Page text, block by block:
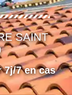
SAINT
7j/7 en cas